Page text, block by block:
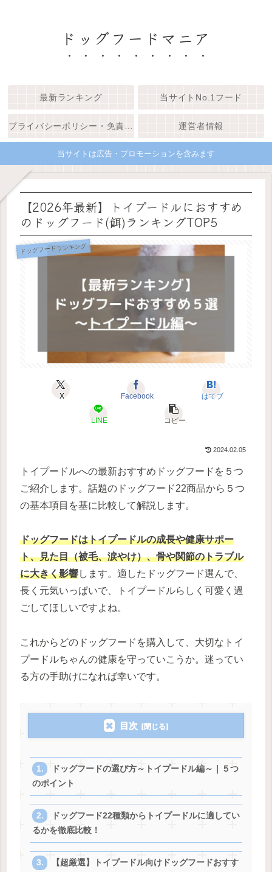
ドッグフードマニア
最新ランキング 当サイトNo.1フード
運営者情報
当サイトは広告・プロモーションを含みます
【2026年最新】トイプードルにおすすめ
のドッグフード(餌)ランキングTOP5
ドッグフードランキング
X Facebook はてブ
LINE コピー
2024.02.05
トイプードルへの最新おすすめドッグフードを５つ
ご紹介します。話題のドッグフード22商品から５つ
の基本項目を基に比較して解説します。
ドッグフードはトイプードルの成長や健康サポー
ト、見た目（被毛、涙やけ）、骨や関節のトラブル
に大きく影響します。適したドッグフード選んで、
長く元気いっぱいで、トイプードルらしく可愛く過
ごしてほしいですよね。
これからどのドッグフードを購入して、大切なトイ
プードルちゃんの健康を守っていこうか。迷ってい
る方の手助けになれば幸いです。
目次
ドッグフードの選び方～トイプードル編～｜５つ
のポイント
ドッグフード22種類からトイプードルに適してい
るかを徹底比較！
【超厳選】トイプードル向けドッグフードおすす